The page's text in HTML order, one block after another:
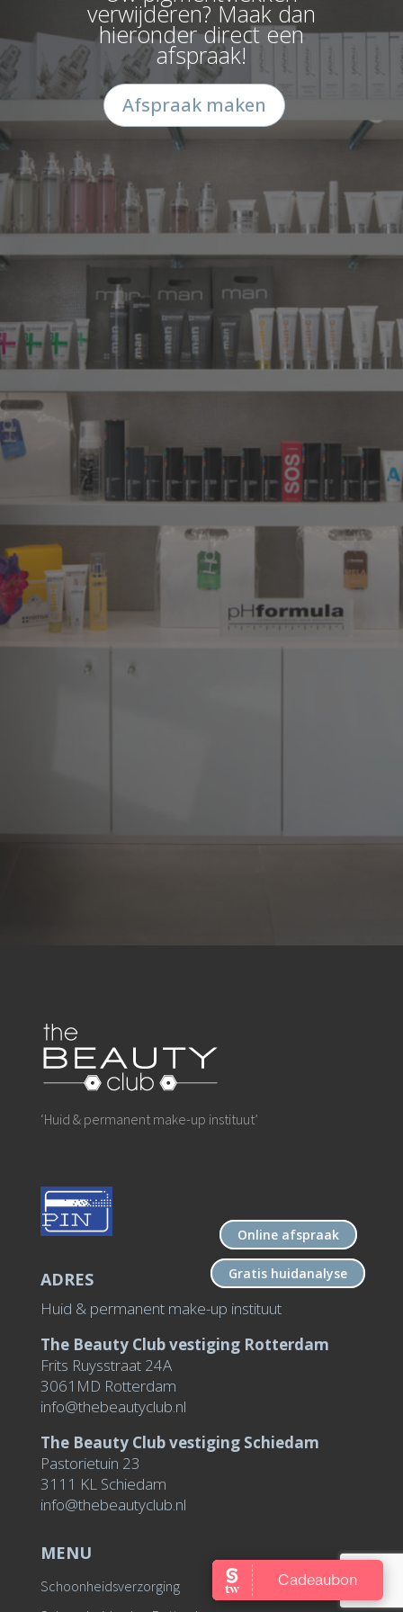
verwijderen? Maak dan
hieronder direct een
afspraak!
Afspraak maken
‘Huid & permanent make-up instituut’
ADRES
Huid & permanent make-up instituut
The Beauty Club vestiging Rotterdam
Frits Ruysstraat 24A
3061MD Rotterdam
info@thebeautyclub.nl
The Beauty Club vestiging Schiedam
Pastorietuin 23
3111 KL Schiedam
info@thebeautyclub.nl
MENU
Schoonheidsverzorging
Online afspraak
Gratis huidanalyse